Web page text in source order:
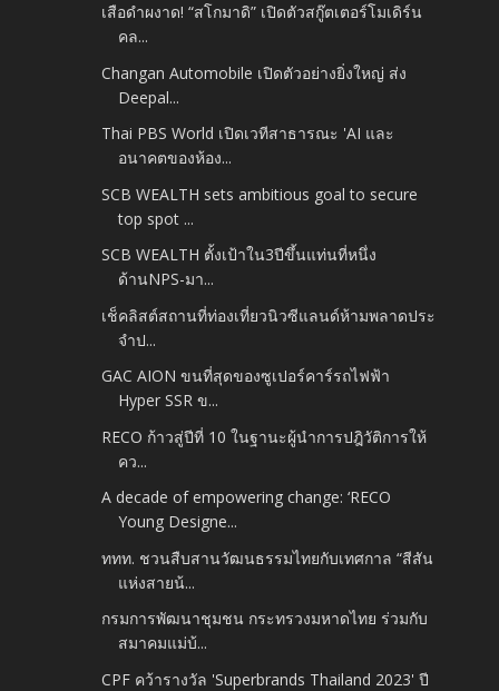
เสือดำผงาด! “สโกมาดิ” เปิดตัวสกู๊ตเตอร์โมเดิร์น
คล...
Changan Automobile เปิดตัวอย่างยิ่งใหญ่ ส่ง
Deepal...
Thai PBS World เปิดเวทีสาธารณะ 'AI และ
อนาคตของห้อง...
SCB WEALTH sets ambitious goal to secure
top spot ...
SCB WEALTH ตั้งเป้าใน3ปีขึ้นแท่นที่หนึ่ง
ด้านNPS-มา...
เช็คลิสต์สถานที่ท่องเที่ยวนิวซีแลนด์ห้ามพลาดประ
จำป...
GAC AION ขนที่สุดของซูเปอร์คาร์รถไฟฟ้า
Hyper SSR ข...
RECO ก้าวสู่ปีที่ 10 ในฐานะผู้นำการปฎิวัติการให้
คว...
A decade of empowering change: ‘RECO
Young Designe...
ททท. ชวนสืบสานวัฒนธรรมไทยกับเทศกาล “สีสัน
แห่งสายน้...
กรมการพัฒนาชุมชน กระทรวงมหาดไทย ร่วมกับ
สมาคมแม่บ้...
CPF คว้ารางวัล 'Superbrands Thailand 2023' ปี